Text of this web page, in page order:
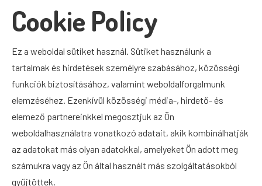
Cookie Policy
Ez a weboldal sütiket használ. Sütiket használunk a
tartalmak és hirdetések személyre szabásához, közösségi
funkciók biztosításához, valamint weboldalforgalmunk
elemzéséhez. Ezenkívül közösségi média-, hirdető- és
elemező partnereinkkel megosztjuk az Ön
weboldalhasználatra vonatkozó adatait, akik kombinálhatják
az adatokat más olyan adatokkal, amelyeket Ön adott meg
számukra vagy az Ön által használt más szolgáltatásokból
gyűjtöttek.